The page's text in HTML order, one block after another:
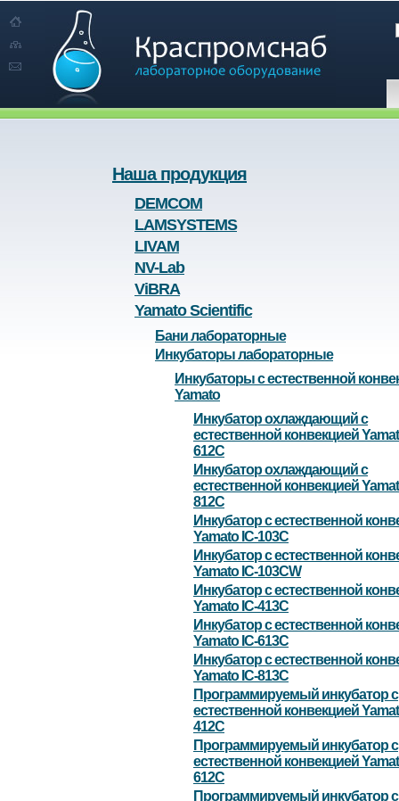
Наша продукция
DEMCOM
LAMSYSTEMS
LIVAM
NV-Lab
ViBRA
Yamato Scientific
Бани лабораторные
Инкубаторы лабораторные
Инкубаторы с естественной
Yamato
Инкубатор охлаждающий с
естественной конвекцией
612C
Инкубатор охлаждающий с
естественной конвекцией
812C
Инкубатор с естественной
Yamato IC-103C
Инкубатор с естественной
Yamato IC-103CW
Инкубатор с естественной
Yamato IC-413C
Инкубатор с естественной
Yamato IC-613C
Инкубатор с естественной
Yamato IC-813C
Программируемый инкубатор с
естественной конвекцией
412C
Программируемый инкубатор с
естественной конвекцией
612C
Программируемый инкубатор с